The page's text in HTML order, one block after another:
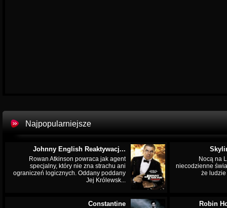
Najpopularniejsze
Johnny English Reaktywacj...
Rowan Atkinson powraca jak agent
specjalny, który nie zna strachu ani
ograniczeń logicznych. Oddany poddany
Jej Królewsk...
Nocą na
niecodzienne
że
Constantine Robin